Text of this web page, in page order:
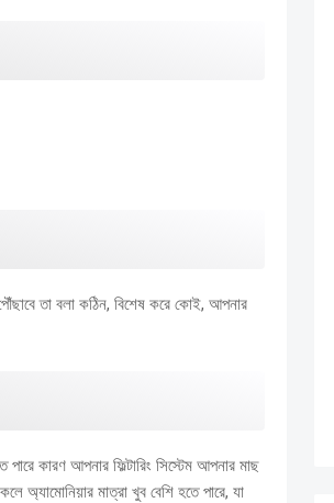
তা বলা কঠিন, বিশেষ করে কোই, আপনার
কারণ আপনার ফিল্টারিং সিস্টেম আপনার মাছ
অ্যামোনিয়ার মাত্রা খুব বেশি হতে পারে, যা